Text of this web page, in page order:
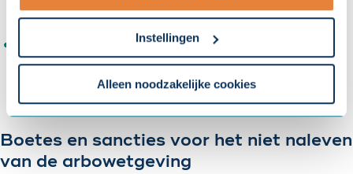
- Lees hier onzeprivacyverklaringen onze
Om uw toestemmingsvoorkeur te wijzigen, klikt u op
Instellingen
Alleen noodzakelijke cookies
Gezondheid;
Als een medewerker ziek is, moet hij of zij actief bijdragen
aan dere-integratievolgens de stappen uit deWet
verbetering poortwachter.
Boetes en sancties voor het niet naleven
van de arbowetgeving